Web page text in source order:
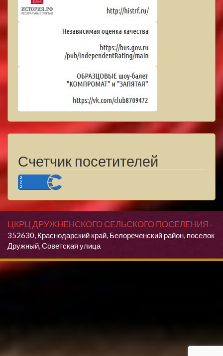
Счетчик посетителей
ЦКРЦ ДРУЖНЕНСКОГО СЕЛЬСКОГО ПОСЕЛЕНИЯ -
352630, Краснодарский край, Белореченский район, поселок
Дружный, Советская улица
Продолжая использовать данный сайт, Вы даете согласие на